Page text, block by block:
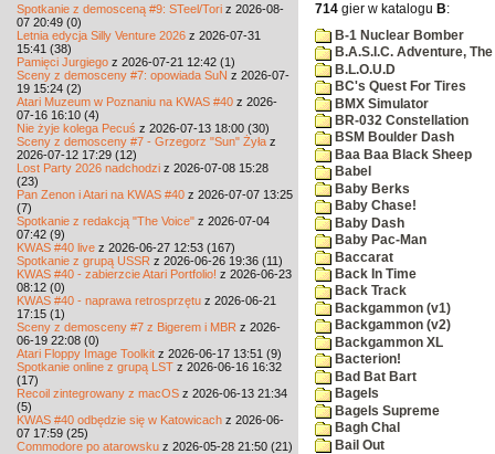
Spotkanie z demosceną #9: STeel/Tori z 2026-08-
07 20:49 (0)
Letnia edycja Silly Venture 2026 z 2026-07-31
15:41 (38)
Pamięci Jurgiego z 2026-07-21 12:42 (1)
Sceny z demosceny #7: opowiada SuN z 2026-07-
19 15:24 (2)
Atari Muzeum w Poznaniu na KWAS #40 z 2026-
07-16 16:10 (4)
Nie żyje kolega Pecuś z 2026-07-13 18:00 (30)
Sceny z demosceny #7 - Grzegorz "Sun" Żyła z
2026-07-12 17:29 (12)
Lost Party 2026 nadchodzi z 2026-07-08 15:28
(23)
Pan Zenon i Atari na KWAS #40 z 2026-07-07 13:25
(7)
Spotkanie z redakcją "The Voice" z 2026-07-04
07:42 (9)
KWAS #40 live z 2026-06-27 12:53 (167)
Spotkanie z grupą USSR z 2026-06-26 19:36 (11)
KWAS #40 - zabierzcie Atari Portfolio! z 2026-06-23
08:12 (0)
KWAS #40 - naprawa retrosprzętu z 2026-06-21
17:15 (1)
Sceny z demosceny #7 z Bigerem i MBR z 2026-
06-19 22:08 (0)
Atari Floppy Image Toolkit z 2026-06-17 13:51 (9)
Spotkanie online z grupą LST z 2026-06-16 16:32
(17)
Recoil zintegrowany z macOS z 2026-06-13 21:34
(5)
KWAS #40 odbędzie się w Katowicach z 2026-06-
07 17:59 (25)
Commodore po atarowsku z 2026-05-28 21:50 (21)
714 gier w katalogu B:
B-1 Nuclear Bomber
B.A.S.I.C. Adventure, The
B.L.O.U.D
BC's Quest For Tires
BMX Simulator
BR-032 Constellation
BSM Boulder Dash
Baa Baa Black Sheep
Babel
Baby Berks
Baby Chase!
Baby Dash
Baby Pac-Man
Baccarat
Back In Time
Back Track
Backgammon (v1)
Backgammon (v2)
Backgammon XL
Bacterion!
Bad Bat Bart
Bagels
Bagels Supreme
Bagh Chal
Bail Out